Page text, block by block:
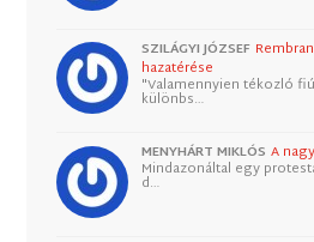
SZILÁGYI JÓZSEF
hazatérése
"Valamennyien tékozló
különbs…
MENYHÁRT MIKLÓS A
Mindazonáltal egy
d…